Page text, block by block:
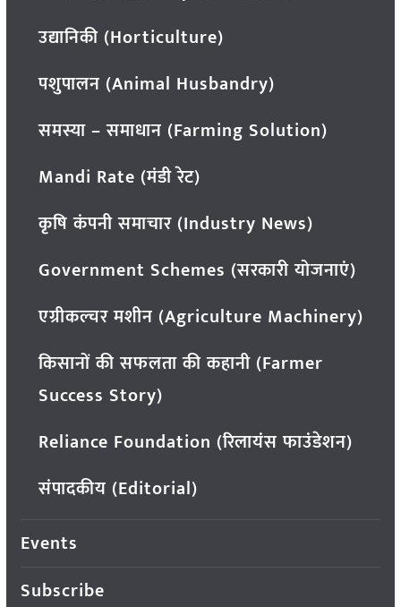
उद्यानिकी (Horticulture)
पशुपालन (Animal Husbandry)
समस्या – समाधान (Farming Solution)
Mandi Rate (मंडी रेट)
कृषि कंपनी समाचार (Industry News)
Government Schemes (सरकारी योजनाएं)
एग्रीकल्चर मशीन (Agriculture Machinery)
किसानों की सफलता की कहानी (Farmer
Success Story)
Reliance Foundation (रिलायंस फाउंडेशन)
संपादकीय (Editorial)
Events
Subscribe